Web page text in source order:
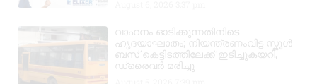
വാഹനം ഓടിക്കുന്നതിനിടെ
ഹൃദയാഘാതം; നിയന്ത്രണംവിട്ട സ്കൂൾ
ബസ് കെട്ടിടത്തിലേക്ക് ഇടിച്ചുകയറി,
ഡ്രൈവർ മരിച്ചു